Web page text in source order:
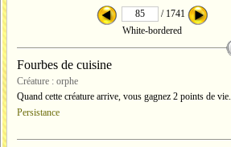
/ 1741
White-bordered
Fourbes de cuisine
Créature : orphe
Quand cette créature arrive, vous gagnez 2 points de vie.
Persistance